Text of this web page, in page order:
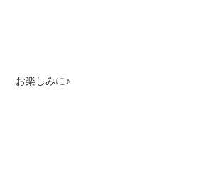
お楽しみに♪